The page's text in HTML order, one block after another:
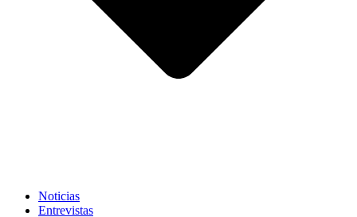
Noticias
Entrevistas